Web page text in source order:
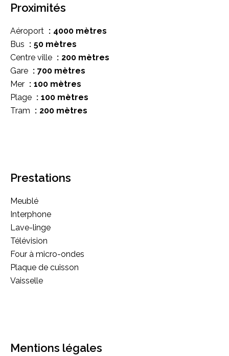
Proximités
Aéroport
4000 mètres
Bus
50 mètres
Centre ville
200 mètres
Gare
700 mètres
Mer
100 mètres
Plage
100 mètres
Tram
200 mètres
Prestations
Meublé
Interphone
Lave-linge
Télévision
Four à micro-ondes
Plaque de cuisson
Vaisselle
Mentions légales